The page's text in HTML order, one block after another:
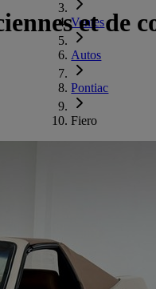
Ventes
Autos
Pontiac
Fiero
et de